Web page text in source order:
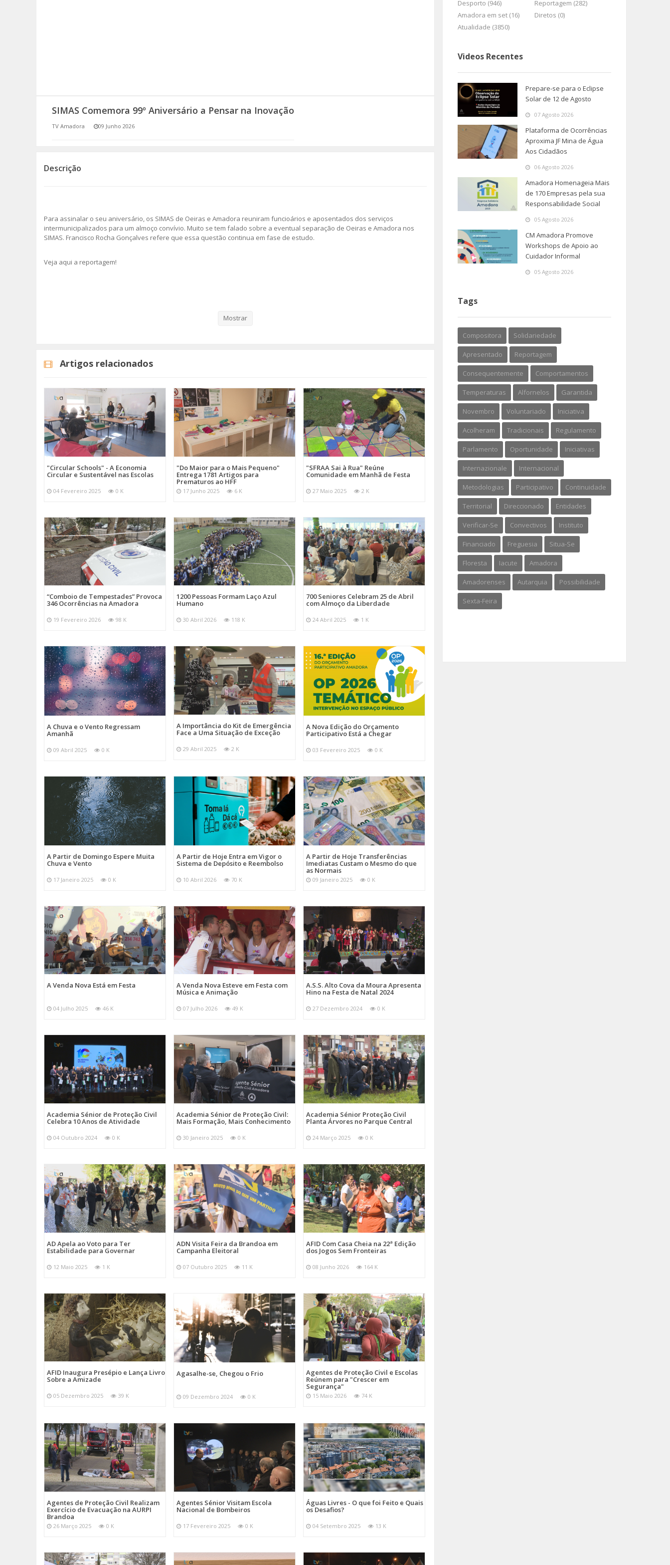
(RE) PENSAMENTOS
SIMAS Comemora 99º Aniversário a Pensar na Inovação
TV Amadora 09 Junho 2026
Descrição
Para assinalar o seu aniversário, os SIMAS de Oeiras e Amadora reuniram funcioários e aposentados dos serviços
intermunicipalizados para um almoço convívio. Muito se tem falado sobre a eventual separação de Oeiras e Amadora nos
SIMAS. Francisco Rocha Gonçalves refere que essa questão continua em fase de estudo.
Veja aqui a reportagem!
Mostrar
Artigos relacionados
"Circular Schools" - A Economia
Circular e Sustentável nas Escolas
04 Fevereiro 2025 0 K
"Do Maior para o Mais Pequeno"
Entrega 1781 Artigos para
Prematuros ao HFF
17 Junho 2025 6 K
"SFRAA Sai à Rua" Reúne
Comunidade em Manhã de Festa
27 Maio 2025 2 K
“Comboio de Tempestades” Provoca
346 Ocorrências na Amadora
19 Fevereiro 2026 98 K
1200 Pessoas Formam Laço Azul
Humano
30 Abril 2026 118 K
700 Seniores Celebram 25 de Abril
com Almoço da Liberdade
24 Abril 2025 1 K
A Chuva e o Vento Regressam
Amanhã
09 Abril 2025 0 K
A Importância do Kit de Emergência
Face a Uma Situação de Exceção
29 Abril 2025 2 K
A Nova Edição do Orçamento
Participativo Está a Chegar
03 Fevereiro 2025 0 K
A Partir de Domingo Espere Muita
Chuva e Vento
17 Janeiro 2025 0 K
A Partir de Hoje Entra em Vigor o
Sistema de Depósito e Reembolso
10 Abril 2026 70 K
A Partir de Hoje Transferências
Imediatas Custam o Mesmo do que
as Normais
09 Janeiro 2025 0 K
A Venda Nova Está em Festa
04 Julho 2025 46 K
A Venda Nova Esteve em Festa com
Música e Animação
07 Julho 2026 49 K
A.S.S. Alto Cova da Moura Apresenta
Hino na Festa de Natal 2024
27 Dezembro 2024 0 K
Academia Sénior de Proteção Civil
Celebra 10 Anos de Atividade
04 Outubro 2024 0 K
Academia Sénior de Proteção Civil:
Mais Formação, Mais Conhecimento
30 Janeiro 2025 0 K
Academia Sénior Proteção Civil
Planta Árvores no Parque Central
24 Março 2025 0 K
AD Apela ao Voto para Ter
Estabilidade para Governar
12 Maio 2025 1 K
ADN Visita Feira da Brandoa em
Campanha Eleitoral
07 Outubro 2025 11 K
AFID Com Casa Cheia na 22ª Edição
dos Jogos Sem Fronteiras
08 Junho 2026 164 K
AFID Inaugura Presépio e Lança Livro
Sobre a Amizade
05 Dezembro 2025 39 K
Agasalhe-se, Chegou o Frio
09 Dezembro 2024 0 K
Agentes de Proteção Civil e Escolas
Reúnem para "Crescer em
Segurança"
15 Maio 2026 74 K
Agentes de Proteção Civil Realizam
Exercício de Evacuação na AURPI
Brandoa
26 Março 2025 0 K
Agentes Sénior Visitam Escola
Nacional de Bombeiros
17 Fevereiro 2025 0 K
Águas Livres - O que foi Feito e Quais
os Desafios?
04 Setembro 2025 13 K
Desporto (946)
Reportagem (282)
Amadora em set (16)
Diretos (0)
Atualidade (3850)
Videos Recentes
Prepare-se para o Eclipse
Solar de 12 de Agosto
07 Agosto 2026
Plataforma de Ocorrências
Aproxima JF Mina de Água
Aos Cidadãos
06 Agosto 2026
Amadora Homenageia Mais
de 170 Empresas pela sua
Responsabilidade Social
05 Agosto 2026
CM Amadora Promove
Workshops de Apoio ao
Cuidador Informal
05 Agosto 2026
Tags
Compositora Solidariedade
Apresentado Reportagem
Consequentemente Comportamentos
Temperaturas Alfornelos Garantida
Novembro Voluntariado Iniciativa
Acolheram Tradicionais Regulamento
Parlamento Oportunidade Iniciativas
Internazionale Internacional
Metodologias Participativo Continuidade
Territorial Direccionado Entidades
Verificar-Se Convectivos Instituto
Financiado Freguesia Situa-Se
Floresta Iacute Amadora
Amadorenses Autarquia Possibilidade
Sexta-Feira